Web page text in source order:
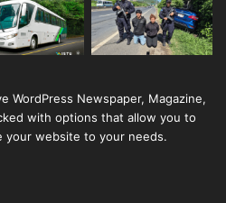
WordPress Newspaper, Magazine,
with options that allow you to
your website to your needs.